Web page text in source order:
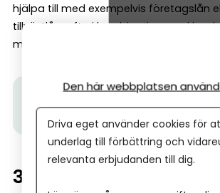
hjälpa till med exempelvis företagslån
tillväxtlån, ofta i kombination med
möjliggöra hela satsningen.
Tips från Almi:Hur fungerar Almis
mer här.
3. Innovation och nya
Den här webbplatsen
Driva eget använder cookies för
underlag till förbättring och
relevanta erbjudanden till dig.